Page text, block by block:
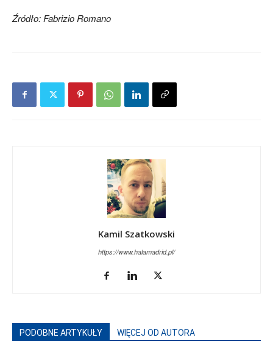
Źródło: Fabrizio Romano
Kamil Szatkowski
https://www.halamadrid.pl/
PODOBNE ARTYKUŁY WIĘCEJ OD AUTORA